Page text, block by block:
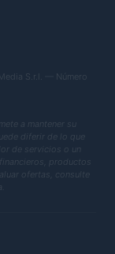
S.r.l. — Número
a mantener su
diferir de lo que
de servicios o un
productos
ofertas, consulte